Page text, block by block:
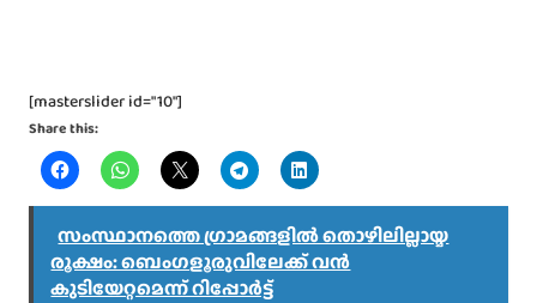
[masterslider id="10"]
Share this:
സംസ്ഥാനത്തെ ഗ്രാമങ്ങളിൽ തൊഴിലില്ലായ്മ
രൂക്ഷം: ബെംഗളൂരുവിലേക്ക് വൻ
കുടിയേറ്റമെന്ന് റിപ്പോർട്ട്